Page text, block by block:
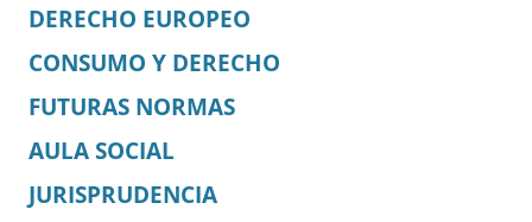
DERECHO EUROPEO
CONSUMO Y DERECHO
FUTURAS NORMAS
AULA SOCIAL
JURISPRUDENCIA